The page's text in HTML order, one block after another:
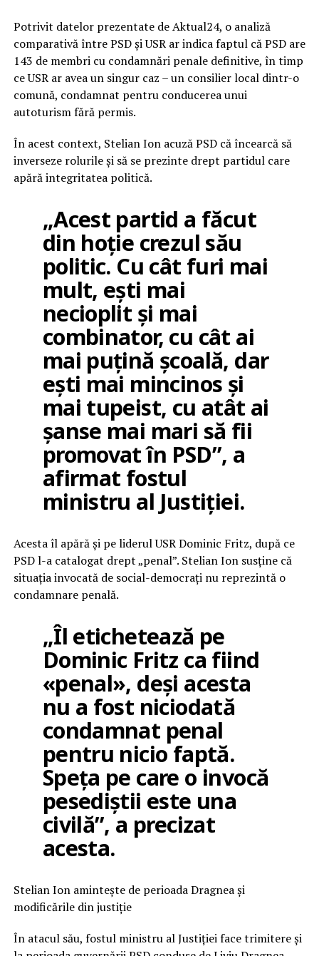
Potrivit datelor prezentate de Aktual24, o analiză
comparativă între PSD și USR ar indica faptul că PSD are
143 de membri cu condamnări penale definitive, în timp
ce USR ar avea un singur caz – un consilier local dintr-o
comună, condamnat pentru conducerea unui
autoturism fără permis.
În acest context, Stelian Ion acuză PSD că încearcă să
inverseze rolurile și să se prezinte drept partidul care
apără integritatea politică.
„Acest partid a făcut
din hoție crezul său
politic. Cu cât furi mai
mult, ești mai
necioplit și mai
combinator, cu cât ai
mai puțină școală, dar
ești mai mincinos și
mai tupeist, cu atât ai
șanse mai mari să fii
promovat în PSD”, a
afirmat fostul
ministru al Justiției.
Acesta îl apără și pe liderul USR Dominic Fritz, după ce
PSD l-a catalogat drept „penal”. Stelian Ion susține că
situația invocată de social-democrați nu reprezintă o
condamnare penală.
„Îl etichetează pe
Dominic Fritz ca fiind
«penal», deși acesta
nu a fost niciodată
condamnat penal
pentru nicio faptă.
Speța pe care o invocă
pesediștii este una
civilă”, a precizat
acesta.
Stelian Ion amintește de perioada Dragnea și
modificările din justiție
În atacul său, fostul ministru al Justiției face trimitere și